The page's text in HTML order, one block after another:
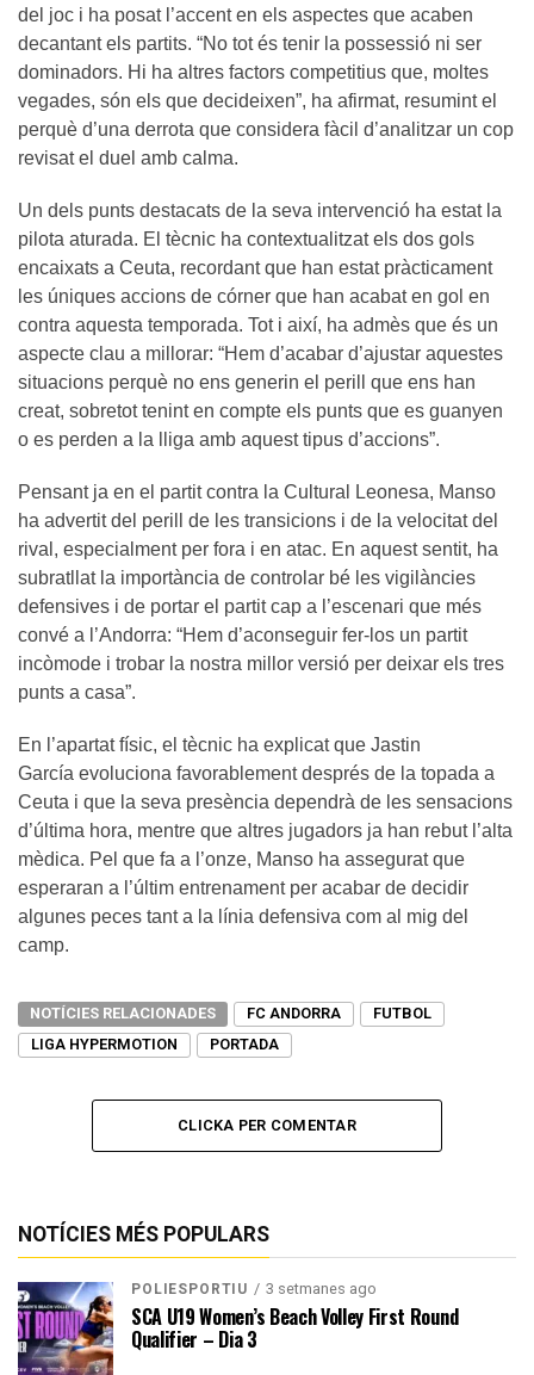
del joc i ha posat l’accent en els aspectes que acaben
decantant els partits. “No tot és tenir la possessió ni ser
dominadors. Hi ha altres factors competitius que, moltes
vegades, són els que decideixen”, ha afirmat, resumint el
perquè d’una derrota que considera fàcil d’analitzar un cop
revisat el duel amb calma.
Un dels punts destacats de la seva intervenció ha estat la
pilota aturada. El tècnic ha contextualitzat els dos gols
encaixats a Ceuta, recordant que han estat pràcticament
les úniques accions de córner que han acabat en gol en
contra aquesta temporada. Tot i així, ha admès que és un
aspecte clau a millorar: “Hem d’acabar d’ajustar aquestes
situacions perquè no ens generin el perill que ens han
creat, sobretot tenint en compte els punts que es guanyen
o es perden a la lliga amb aquest tipus d’accions”.
Pensant ja en el partit contra la Cultural Leonesa, Manso
ha advertit del perill de les transicions i de la velocitat del
rival, especialment per fora i en atac. En aquest sentit, ha
subratllat la importància de controlar bé les vigilàncies
defensives i de portar el partit cap a l’escenari que més
convé a l’Andorra: “Hem d’aconseguir fer-los un partit
incòmode i trobar la nostra millor versió per deixar els tres
punts a casa”.
En l’apartat físic, el tècnic ha explicat que Jastin
García evoluciona favorablement després de la topada a
Ceuta i que la seva presència dependrà de les sensacions
d’última hora, mentre que altres jugadors ja han rebut l’alta
mèdica. Pel que fa a l’onze, Manso ha assegurat que
esperaran a l’últim entrenament per acabar de decidir
algunes peces tant a la línia defensiva com al mig del
camp.
NOTÍCIES RELACIONADES FC ANDORRA
FUTBOL
LIGA HYPERMOTION
PORTADA
CLICKA PER COMENTAR
NOTÍCIES MÉS POPULARS
POLIESPORTIU 3 setmanes ago
SCA U19 Women’s Beach Volley First Round
Qualifier – Dia 3